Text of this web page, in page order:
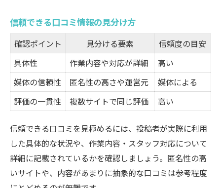
信頼できる口コミ情報の見分け方
確認ポイント 見分ける要素
信頼度の目安
具体性
作業内容や対応が詳細
高い
媒体の信頼性
匿名性の高さや運営元
媒体による
評価の一貫性
複数サイトで同じ評価 高い
信頼できる口コミを見極めるには、投稿者が実際に利用
した具体的な状況や、作業内容・スタッフ対応について
詳細に記載されているかを確認しましょう。匿名性の高
いサイトや、内容があまりに抽象的な口コミは参考程度